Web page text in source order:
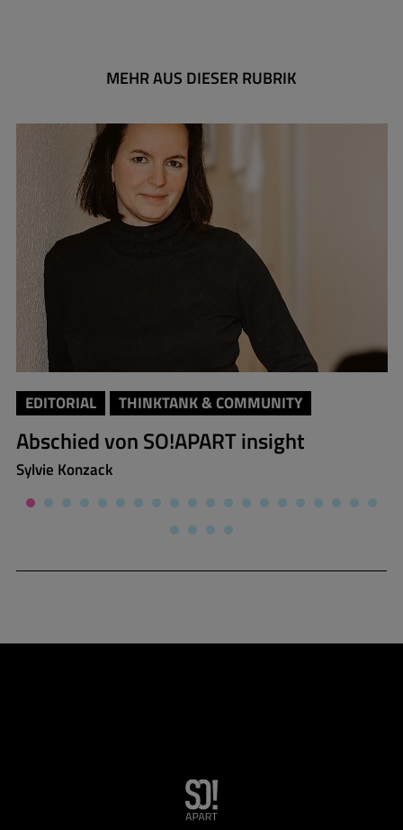
MEHR AUS DIESER RUBRIK
EDITORIAL THINKTANK & COMMUNITY
Abschied von SO!APART insight
Sylvie Konzack